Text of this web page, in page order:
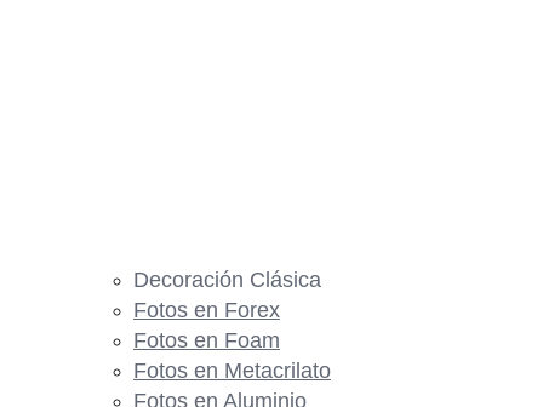
Decoración Clásica
Fotos en Forex
Fotos en Foam
Fotos en Metacrilato
Fotos en Aluminio